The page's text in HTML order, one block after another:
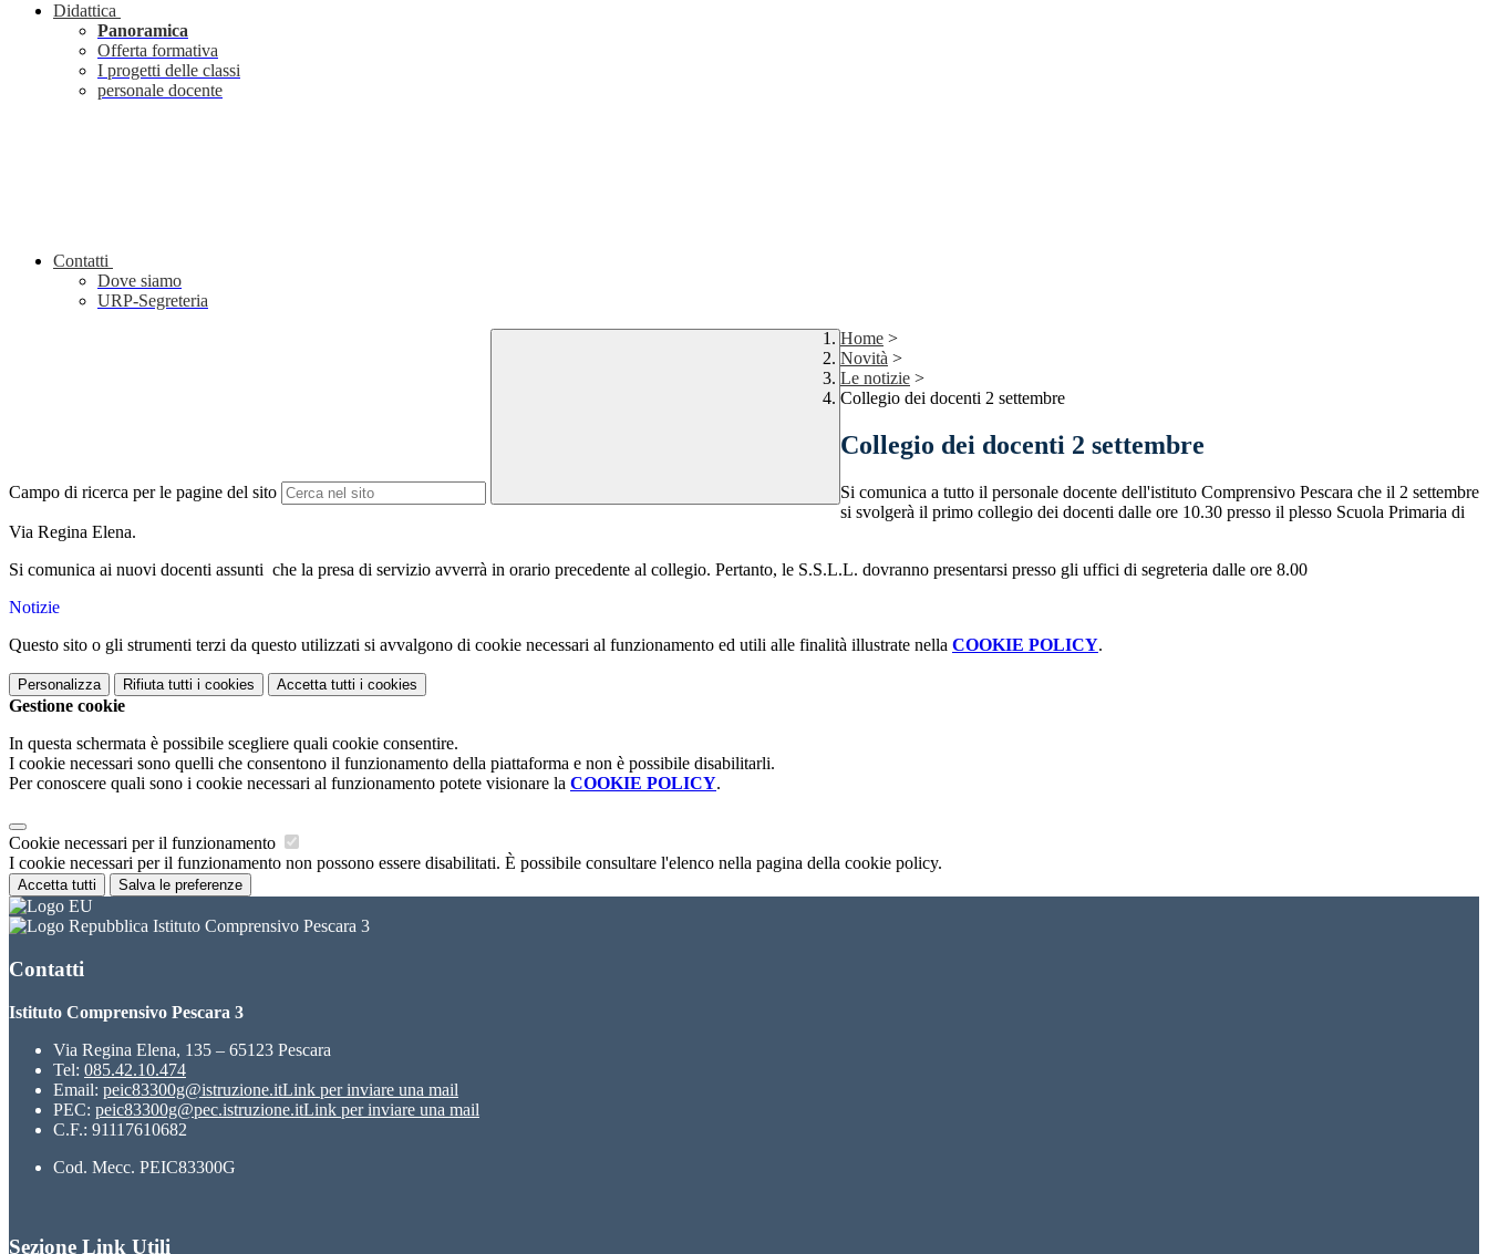
Didattica
Panoramica
Offerta formativa
I progetti delle classi
personale docente
Contatti
Dove siamo
URP-Segreteria
Campo di ricerca per le pagine del sito
Home >
Novità >
Le notizie >
Collegio dei docenti 2 settembre
Collegio dei docenti 2 settembre
Si comunica a tutto il personale docente dell'istituto Comprensivo Pescara che il 2 settembre
si svolgerà il primo collegio dei docenti dalle ore 10.30 presso il plesso Scuola Primaria di
Via Regina Elena.
Si comunica ai nuovi docenti assunti che la presa di servizio avverrà in orario precedente al collegio. Pertanto, le S.S.L.L. dovranno presentarsi presso gli uffici di segreteria dalle ore 8.00
Notizie
Questo sito o gli strumenti terzi da questo utilizzati si avvalgono di cookie necessari al funzionamento ed utili alle finalità illustrate nella COOKIE POLICY.
Personalizza Rifiuta tutti i cookies Accetta tutti i cookies
Gestione cookie
In questa schermata è possibile scegliere quali cookie consentire.
I cookie necessari sono quelli che consentono il funzionamento della piattaforma e non è possibile disabilitarli.
Per conoscere quali sono i cookie necessari al funzionamento potete visionare la COOKIE POLICY.
Cookie necessari per il funzionamento
I cookie necessari per il funzionamento non possono essere disabilitati. È possibile consultare l'elenco nella pagina della cookie policy.
Accetta tutti Salva le preferenze
Istituto Comprensivo Pescara 3
Contatti
Istituto Comprensivo Pescara 3
Via Regina Elena, 135 – 65123 Pescara
Tel: 085.42.10.474
Email: peic83300g@istruzione.itLink per inviare una mail
PEC: peic83300g@pec.istruzione.itLink per inviare una mail
C.F.: 91117610682
Cod. Mecc. PEIC83300G
Sezione Link Utili